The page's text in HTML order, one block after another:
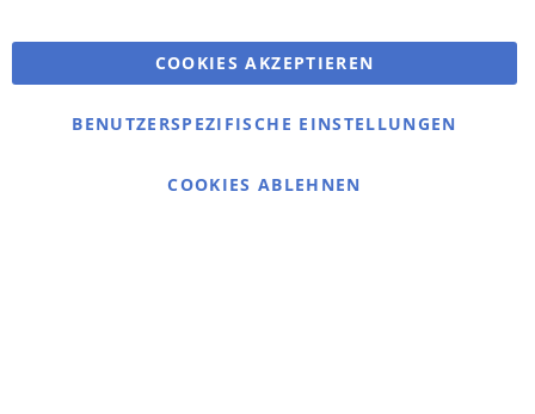
Bestellungen und Rücksendungen
Kontaktieren Sie uns
Cookie Einstellungen
COOKIES AKZEPTIEREN
BENUTZERSPEZIFISCHE EINSTELLUNGEN
COOKIES ABLEHNEN